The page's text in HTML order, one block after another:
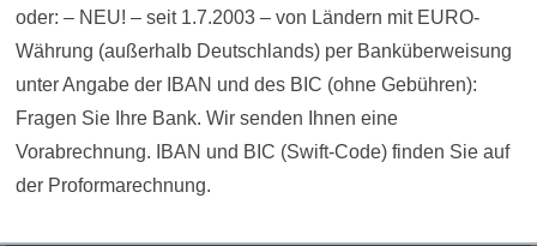
oder: – NEU! – seit 1.7.2003 – von Ländern mit EURO-
Währung (außerhalb Deutschlands) per Banküberweisung
unter Angabe der IBAN und des BIC (ohne Gebühren):
Fragen Sie Ihre Bank. Wir senden Ihnen eine
Vorabrechnung. IBAN und BIC (Swift-Code) finden Sie auf
der Proformarechnung.